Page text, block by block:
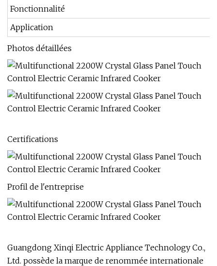
Fonctionnalité
Application
Photos détaillées
Certifications
Profil de l'entreprise
Guangdong Xinqi Electric Appliance Technology Co.,
Ltd. possède la marque de renommée internationale